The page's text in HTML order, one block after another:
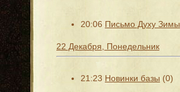
20:06 Письмо Духу Зимы
22 Декабря, Понедельник
21:23 Новинки базы (0)